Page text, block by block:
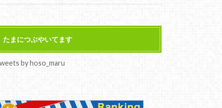
たまにつぶやいてます
by hoso_maru